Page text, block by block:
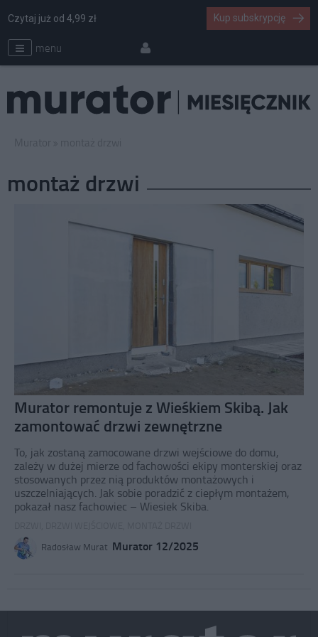
menu
Czytaj już od 4,99 zł Kup subskrypcję
montaż drzwi
Murator remontuje z Wieśkiem Skibą. Jak
zamontować drzwi zewnętrzne
To, jak zostaną zamocowane drzwi wejściowe do domu,
zależy w dużej mierze od fachowości ekipy monterskiej oraz
stosowanych przez nią produktów montażowych i
uszczelniających. Jak sobie poradzić z ciepłym montażem,
pokazał nasz fachowiec – Wiesiek Skiba.
Radosław Murat Murator 12/2025